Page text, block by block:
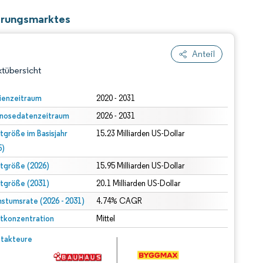
Anteil
2020 - 2031
2026 - 2031
im Basisjahr
15.23 Milliarden US-Dollar
(2026) 15.95 Milliarden US-Dollar
(2031) 20.1 Milliarden US-Dollar
(2026 - 2031) 4.74% CAGR
Mittel
Intelligence. Wiederverwendung erfordert Namensnennung gemäß CC BY 4.0.
gemäß CC BY 4.0.